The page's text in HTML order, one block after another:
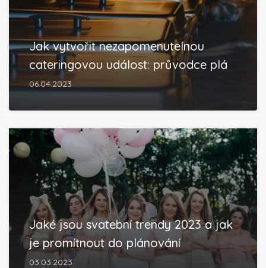
Jak vytvořit nezapomenutelnou
cateringovou událost: průvodce plá
06.04.2023
Jaké jsou svatební trendy 2023 a jak
je promítnout do plánování
03.03.2023